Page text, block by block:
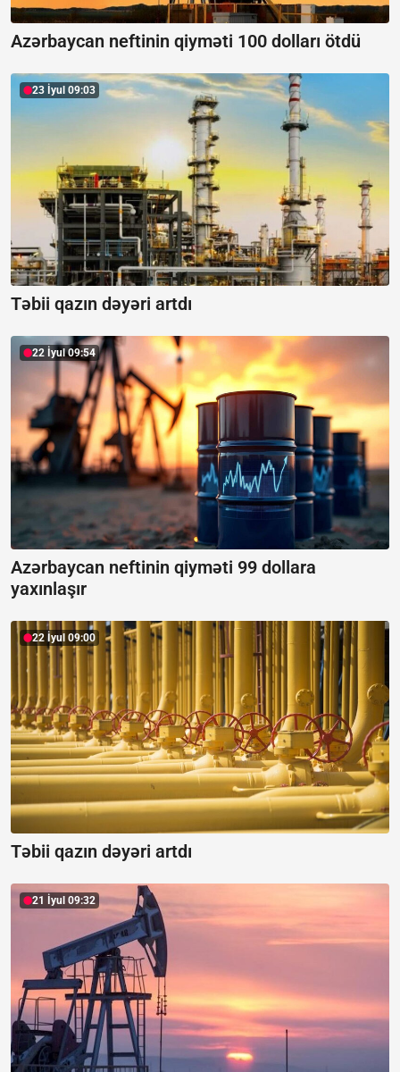
Azərbaycan neftinin qiyməti 100 dolları ötdü
23 İyul 09:03
Təbii qazın dəyəri artdı
22 İyul 09:54
Azərbaycan neftinin qiyməti 99 dollara
yaxınlaşır
22 İyul 09:00
Təbii qazın dəyəri artdı
21 İyul 09:32